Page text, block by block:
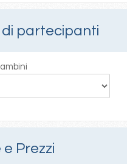
di partecipanti
Prezzi